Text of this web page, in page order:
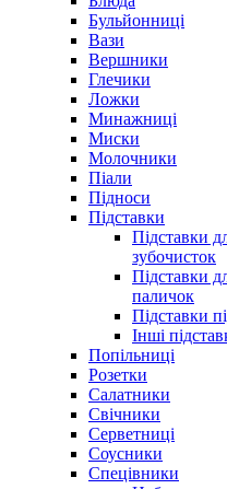
Бульйонниці
Вази
Вершники
Глечики
Ложки
Минажниці
Миски
Молочники
Піали
Підноси
Підставки
Підставки
зубочисток
Підставки
паличок
Підставки
Інші
Попільниці
Розетки
Салатники
Свічники
Серветниці
Соусники
Спецівники